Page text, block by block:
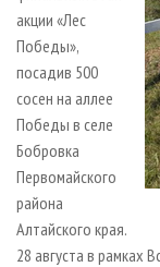
акции «Лес
Победы»,
посадив 500
сосен на аллее
Победы в селе
Бобровка
Первомайского
района
Алтайского края.
28 августа в рамках